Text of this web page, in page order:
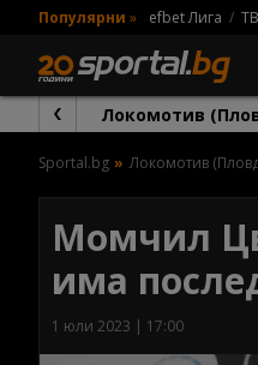
Популярни » efbet Лига
Локомотив
Sportal.bg Локомотив
Момчил
има
1 юли 2023 | 17:00